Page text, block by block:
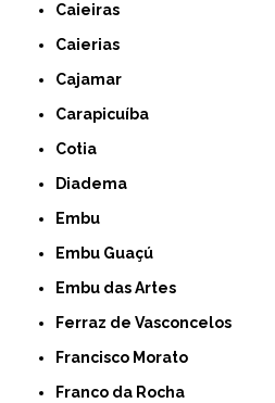
Caieiras
Caierias
Cajamar
Carapicuíba
Cotia
Diadema
Embu
Embu Guaçú
Embu das Artes
Ferraz de Vasconcelos
Francisco Morato
Franco da Rocha